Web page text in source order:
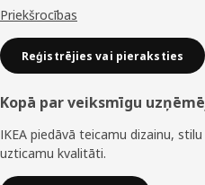
Priekšrocības
Reģistrējies vai pieraksties
Kopā par veiksmīgu
IKEA piedāvā teicamu dizainu,
uzticamu kvalitāti.